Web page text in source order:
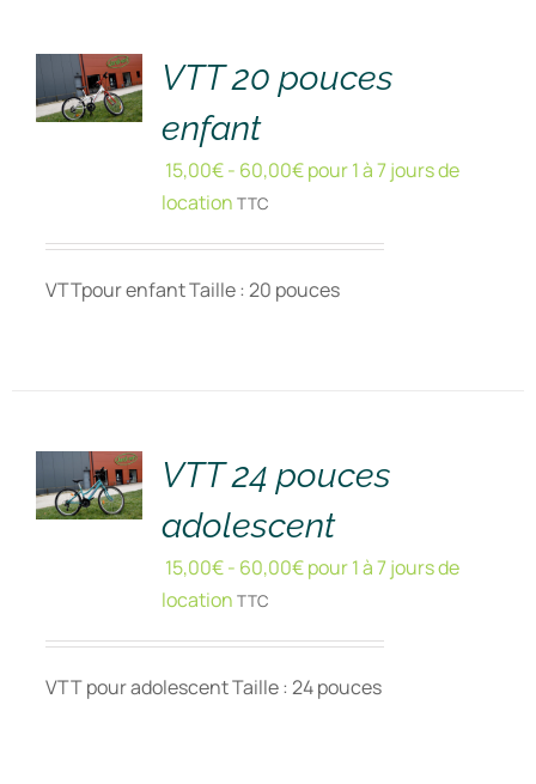
DÉTAILS
VTT 20 pouces
enfant
15,00€- 60,00€pour 1 à 7 jours de
location TTC
VTTpour enfant Taille : 20 pouces
DÉTAILS
VTT 24 pouces
adolescent
15,00€- 60,00€pour 1 à 7 jours de
location TTC
VTT pour adolescent Taille : 24 pouces